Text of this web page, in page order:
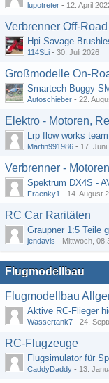
lupotreter - 12. April
Verbrenner Off-
Hpi Savage
114SLi - 30. Juli 2026
Großmodelle On-
Smartech Buggy
Autoschieber - 22.
Elektro - Motoren,
Lrp flow works
Martin991986 - 17. Juni
Verbrenner -
Spektrum DX4S -
Fraenky1 - 14. August
RC Car Raritäten
Graupner 1:5 Teile
jendavis - Mittwoch,
Flugmodellbau
Flugmodellbau
Aktive RC-Flieger
Wassertank7 - 24.
RC-Flugzeuge
Flugsimulator für
CaddyDaddy - 13.